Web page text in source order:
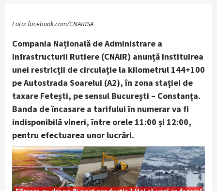
Foto: facebook.com/CNAIRSA
Compania Națională de Administrare a
Infrastructurii Rutiere (CNAIR) anunță instituirea
unei restricții de circulație la kilometrul 144+100
pe Autostrada Soarelui (A2), în zona stației de
taxare Fetești, pe sensul București – Constanța.
Banda de încasare a tarifului în numerar va fi
indisponibilă vineri, între orele 11:00 și 12:00,
pentru efectuarea unor lucrări.